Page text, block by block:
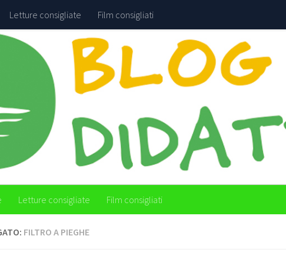
Letture consigliate Film consigliati
Letture consigliate Film consigliati
FILTRO A PIEGHE